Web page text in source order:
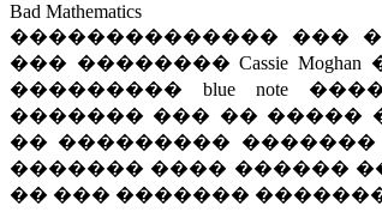
Bad Mathematics
�������������� ���
��� �������� Cassie
��������� blue note
������� ��� �� �����
�� ��������� �������
������� ���� ������
�� ��� �������